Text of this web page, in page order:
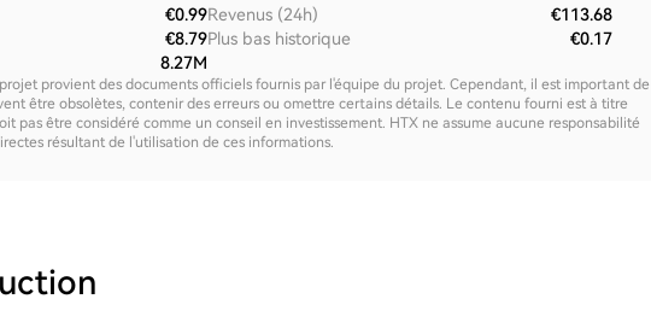
€0.99
€8.79
8.27M
Revenus (24h)
€113.68
Plus bas historique
€0.17
provient des documents officiels fournis par l'équipe du projet. Cependant, il est important de
être obsolètes, contenir des erreurs ou omettre certains détails. Le contenu fourni est à titre
pas être considéré comme un conseil en investissement. HTX ne assume aucune responsabilité
résultant de l'utilisation de ces informations.